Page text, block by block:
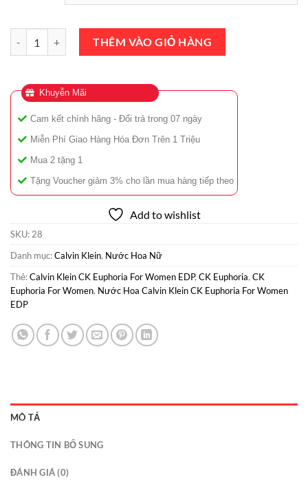
Nước Hoa Calvin Klein CK Euphoria For Women EDP 100ml số
THÊM VÀO GIỎ HÀNG
Khuyễn Mãi
Cam kết chính hãng - Đổi trả trong 07 ngày
Miễn Phí Giao Hàng Hóa Đơn Trên 1 Triệu
Mua 2 tặng 1
Tặng Voucher giảm 3% cho lần mua hàng tiếp theo
Add to wishlist
SKU:28
Danh mục:Calvin Klein, Nước Hoa Nữ
Thẻ:Calvin Klein CK Euphoria For Women EDP, CK Euphoria, CK
Euphoria For Women, Nước Hoa Calvin Klein CK Euphoria For Women
EDP
MÔ TẢ
THÔNG TIN BỔ SUNG
ĐÁNH GIÁ (0)